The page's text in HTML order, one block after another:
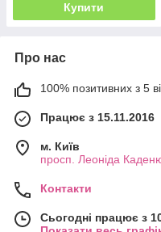
Купити
Про нас
100% позитивних з 5
Працює з 15.11.2016
м. Київ
просп. Леоніда
Контакти
Сьогодні працює з